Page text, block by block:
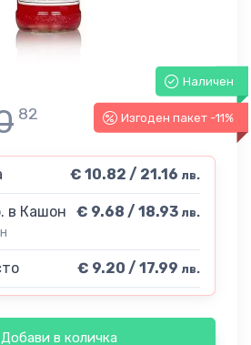
Наличен
Изгоден пакет -11%
82
€ 10.82 / 21.16 лв.
в Кашон € 9.68 / 18.93 лв.
€ 9.20 / 17.99 лв.
Добави в количка